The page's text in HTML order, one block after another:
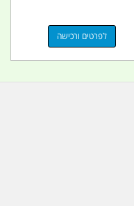
לפרטים ורכישה